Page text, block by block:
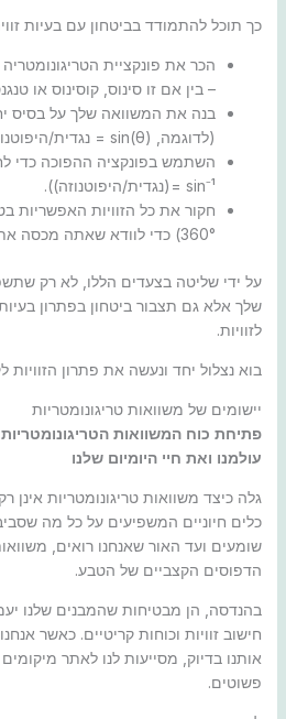
כך תוכל להתמודד בביטחון עם בעיות
הכר את פונקציית
– בין אם זו סינוס, קוסינוס או
בנה את המשוואה שלך על בסיס
(לדוגמה, sin(θ) = נגדית/היפוטנוזה).
= sin⁻¹(נגדית/היפוטנוזה)).
360°) כדי לוודא שאתה מכסה את כל האפשרויות.
על ידי שליטה בצעדים הללו, לא רק
שלך אלא גם תצבור ביטחון בפתרון
לזוויות.
בוא נצלול יחד ונעשה את פתרון הזוויות
יישומים של משוואות טריגונומטריות
פתיחת כוח המשוואות
עולמנו ואת חיי היומיום שלנו
גלה כיצד משוואות טריגונומטריות
כלים חיוניים המשפיעים על כל מה
שומעים ועד האור שאנחנו רואים,
הדפוסים הקצביים של הטבע.
בהנדסה, הן מבטיחות שהמבנים שלנו
חישוב זוויות וכוחות קריטיים. כאשר
אותנו בדיוק, מסייעות לנו לאתר
פשוטים.